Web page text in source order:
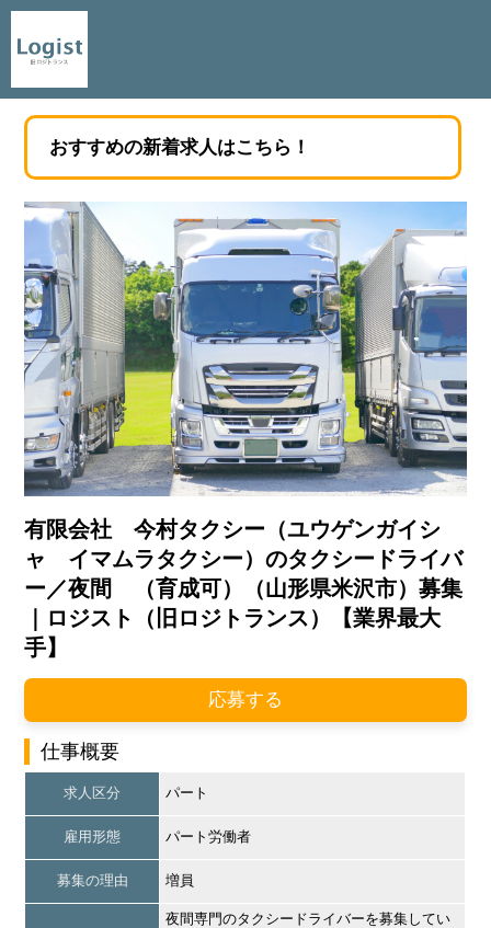
おすすめの新着求人はこちら！
有限会社 今村タクシー（ユウゲンガイシ
ャ イマムラタクシー）のタクシードライバ
ー／夜間 （育成可）（山形県米沢市）募集
｜ロジスト（旧ロジトランス）【業界最大
手】
応募する
仕事概要
求人区分 パート
雇用形態 パート労働者
募集の理由 増員
夜間専門のタクシードライバーを募集してい